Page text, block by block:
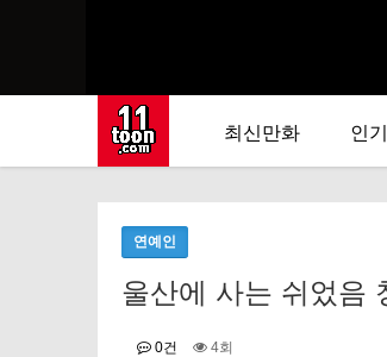
최신만화 인
연예인
울산에 사는 쉬었음
0건 4회